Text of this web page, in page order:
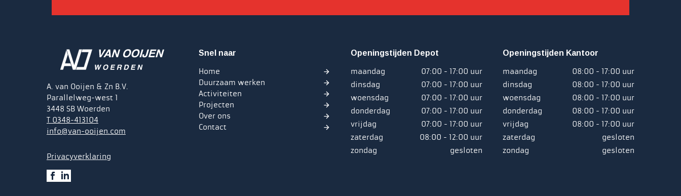
A. van Ooijen & Zn B.V.
Parallelweg-west 1
3448 SB Woerden
T 0348-413104
info@van-ooijen.com
Privacyverklaring
Snel naar
Home
Duurzaam werken
Activiteiten
Projecten
Over ons
Contact
Openingstijden Depot
maandag
07:00 - 17:00 uur
dinsdag
07:00 - 17:00 uur
woensdag
07:00 - 17:00 uur
donderdag
07:00 - 17:00 uur
vrijdag
07:00 - 17:00 uur
zaterdag
08:00 - 12:00 uur
zondag
gesloten
Openingstijden Kantoor
maandag
08:00 - 17:00 uur
dinsdag
08:00 - 17:00 uur
woensdag
08:00 - 17:00 uur
donderdag
08:00 - 17:00 uur
vrijdag
08:00 - 17:00 uur
zaterdag
gesloten
zondag
gesloten